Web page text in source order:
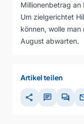
Millionenbetrag an
Um zielgerichtet
können, wolle
August abwarten.
Artikel teilen
share chat forum